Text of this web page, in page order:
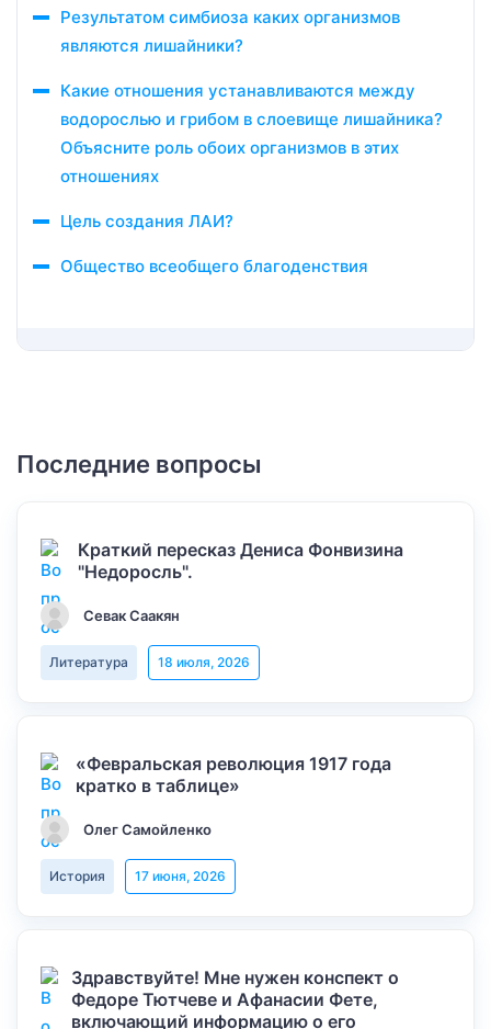
Результатом симбиоза каких организмов
являются лишайники?
Какие отношения устанавливаются между
водорослью и грибом в слоевище лишайника?
Объясните роль обоих организмов в этих
отношениях
Цель создания ЛАИ?
Общество всеобщего благоденствия
Последние вопросы
Краткий пересказ Дениса Фонвизина
"Недоросль".
Севак Саакян
Литература 18 июля, 2026
«Февральская революция 1917 года
кратко в таблице»
Олег Самойленко
История 17 июня, 2026
Здравствуйте! Мне нужен конспект о
Федоре Тютчеве и Афанасии Фете,
включающий информацию о его